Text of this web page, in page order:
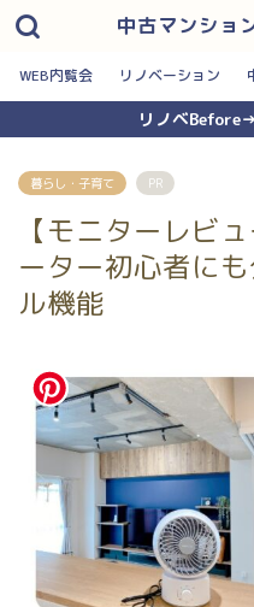
中古マンショ
WEB内覧会 リノベーション
リノベ
暮らし・子育て PR
【モニターレビ
ーター初心者に
ル機能